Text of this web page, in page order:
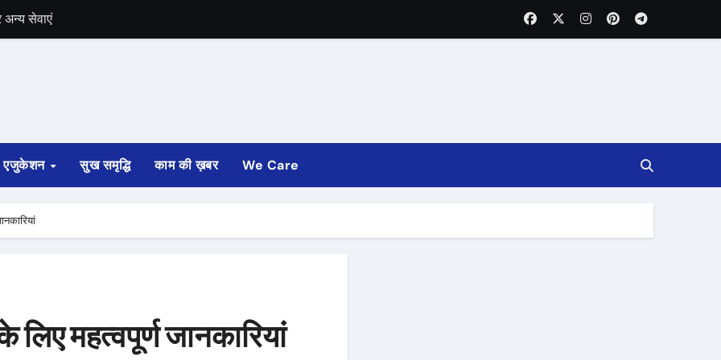
चुनाव की घोषणा
साफ
तक होगी
एजुकेशन सुख समृद्धि काम की ख़बर We Care
महत्वपूर्ण जानकारियां